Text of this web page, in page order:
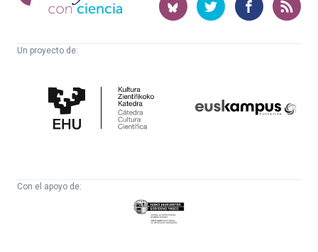
ciencia
Un proyecto de:
Cultura
Científica
Con el apoyo de:
Eusko
Jaurlaritza